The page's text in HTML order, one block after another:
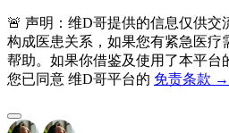
🚨 声明：维D哥提供的信息仅供交
构成医患关系，如果您有紧急医疗
帮助。如果你借鉴及使用了本平台
您已同意 维D哥平台的 免责条款 →